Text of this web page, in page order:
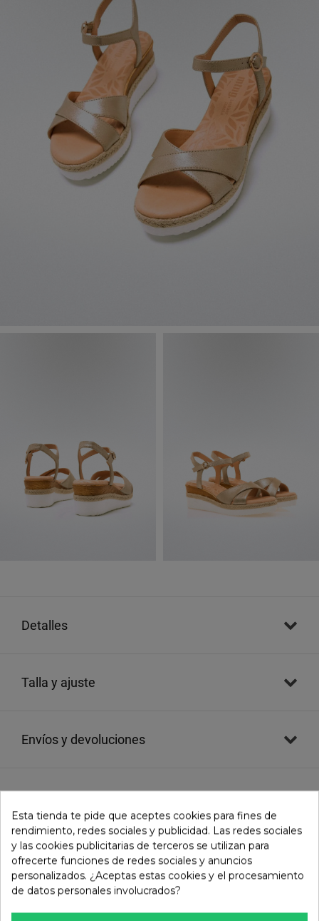
detalles
talla y ajuste
envíos y devoluciones
Comprobar disponibilidad en tienda
TAMBIÉN TE PUEDE GUSTAR
Esta tienda te pide que aceptes cookies para fines de
rendimiento, redes sociales y publicidad. Las redes sociales
y las cookies publicitarias de terceros se utilizan para
ofrecerte funciones de redes sociales y anuncios
personalizados. ¿Aceptas estas cookies y el procesamiento
de datos personales involucrados?